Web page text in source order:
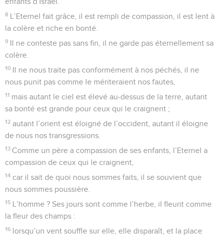
8 L’Eternel fait grâce, il est rempli de compassion, il est lent à
la colère et riche en bonté.
9 Il ne conteste pas sans fin, il ne garde pas éternellement sa
colère.
10 Il ne nous traite pas conformément à nos péchés, il ne
nous punit pas comme le mériteraient nos fautes,
11 mais autant le ciel est élevé au-dessus de la terre, autant
sa bonté est grande pour ceux qui le craignent ;
12 autant l’orient est éloigné de l’occident, autant il éloigne
de nous nos transgressions.
13 Comme un père a compassion de ses enfants, l’Eternel a
compassion de ceux qui le craignent,
14 car il sait de quoi nous sommes faits, il se souvient que
nous sommes poussière.
15 L’homme ? Ses jours sont comme l’herbe, il fleurit comme
la fleur des champs :
16 lorsqu’un vent souffle sur elle, elle disparaît, et la place